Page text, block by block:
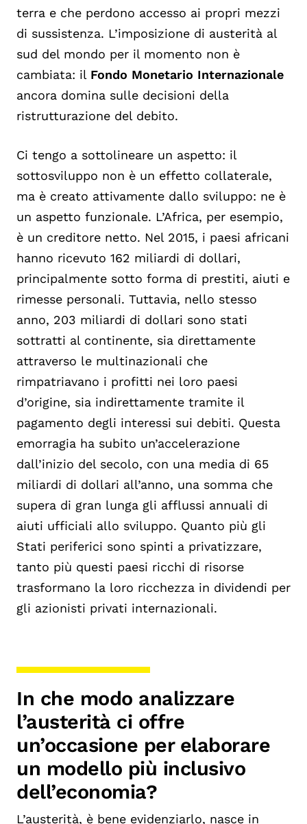
terra e che perdono accesso ai propri mezzi
di sussistenza. L’imposizione di austerità al
sud del mondo per il momento non è
cambiata: il Fondo Monetario Internazionale
ancora domina sulle decisioni della
ristrutturazione del debito.
Ci tengo a sottolineare un aspetto: il
sottosviluppo non è un effetto collaterale,
ma è creato attivamente dallo sviluppo: ne è
un aspetto funzionale. L’Africa, per esempio,
è un creditore netto. Nel 2015, i paesi africani
hanno ricevuto 162 miliardi di dollari,
principalmente sotto forma di prestiti, aiuti e
rimesse personali. Tuttavia, nello stesso
anno, 203 miliardi di dollari sono stati
sottratti al continente, sia direttamente
attraverso le multinazionali che
rimpatriavano i profitti nei loro paesi
d’origine, sia indirettamente tramite il
pagamento degli interessi sui debiti. Questa
emorragia ha subito un’accelerazione
dall’inizio del secolo, con una media di 65
miliardi di dollari all’anno, una somma che
supera di gran lunga gli afflussi annuali di
aiuti ufficiali allo sviluppo. Quanto più gli
Stati periferici sono spinti a privatizzare,
tanto più questi paesi ricchi di risorse
trasformano la loro ricchezza in dividendi per
gli azionisti privati internazionali.
In che modo analizzare
l’austerità ci offre
un’occasione per elaborare
un modello più inclusivo
dell’economia?
L’austerità, è bene evidenziarlo, nasce in